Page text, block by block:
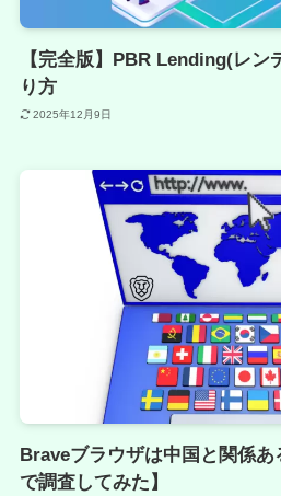
【完全版】PBR Lending(レン
り方
2025年12月9日
Braveブラウザは中国と関係
で調査してみた】